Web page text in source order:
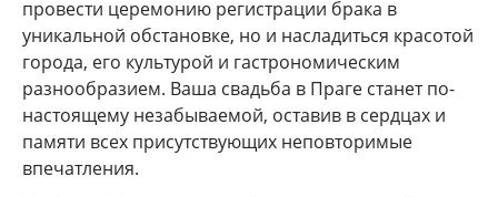
провести церемонию регистрации брака в
уникальной обстановке, но и насладиться красотой
города, его культурой и гастрономическим
разнообразием. Ваша свадьба в Праге станет по-
настоящему незабываемой, оставив в сердцах и
памяти всех присутствующих неповторимые
впечатления.